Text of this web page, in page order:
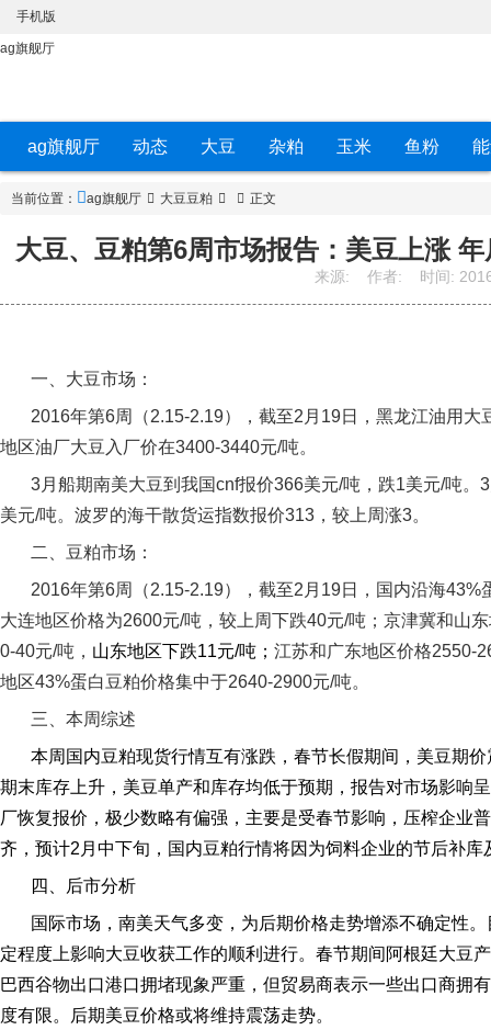
手机版
ag旗舰厅
ag旗舰厅 动态 大豆 杂粕 玉米 鱼粉
当前位置： ag旗舰厅 大豆豆粕 正文
大豆、豆粕第6周市场报告：美豆上涨
来源: 作者: 时间:
一、大豆市场：
2016年第6周（2.15-2.19），截至2 月 19日，黑龙江油用大
地区油厂大豆入厂价在3400-3440元/吨。
3月船期南美大豆到我国cnf报价366美元/吨，跌1美元/吨。 3
美元/吨。波罗的海干散货运指数报价313 ，较上周涨3。
二、豆粕市场：
2016年第6周（2.15-2.19），截至2 月 19日，国内沿海43%
大连地区价格为2600元/吨，较上周下跌40元/吨；京津冀和山
0-40元/吨， 山东地区下跌11元/吨； 江苏和广东地区价格2550-
地区43%蛋白豆粕价格集中于2640-2900元/吨。
三、本周综述
本周国内豆粕现货行情互有涨跌，春节长假期间，美豆期
期末库存上升，美豆单产和库存均低于预期，报告对市场影响
厂恢复报价，极少数略有偏强，主要是受春节影响，压榨企业
齐，预计2 月中下旬，国内豆粕行情将因为饲料企业的节后补
四、后市分析
国际市场，南美天气多变，为后期价格走势增添不确定性
定程度上影响大豆收获工作的顺利进行。春节期间阿根廷大豆
巴西谷物出口港口拥堵现象严重，但贸易商表示一些出口商拥
度有限。后期美豆价格或将维持震荡走势。